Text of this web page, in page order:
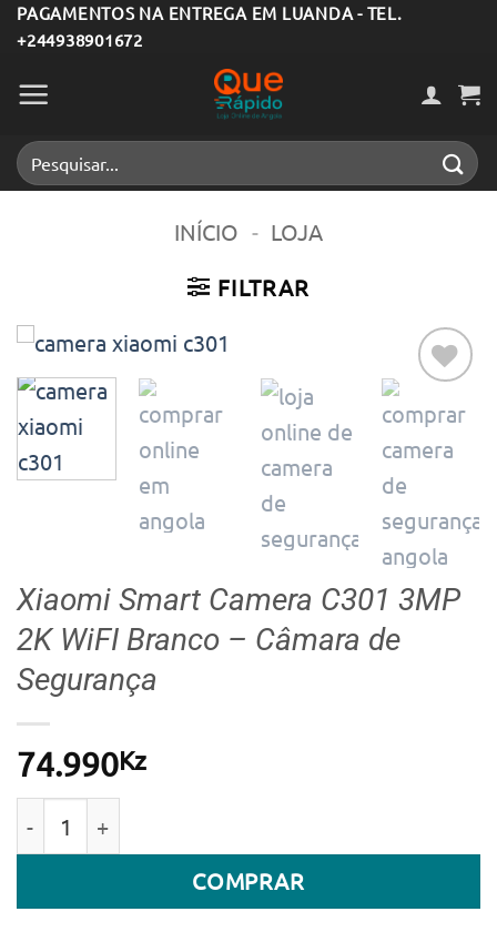
Skip
to
content
PAGAMENTOS NA ENTREGA EM LUANDA - TEL.
+244938901672
Pesquisar
por:
INÍCIO - LOJA
FILTRAR
Adicionar
desejos
Xiaomi Smart Camera C301 3MP
2K WiFI Branco – Câmara de
Segurança
74.990Kz
COMPRAR